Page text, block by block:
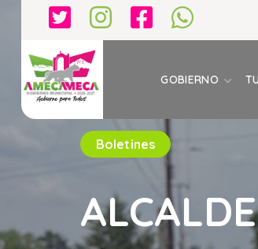
GOBIERNO
Boletines